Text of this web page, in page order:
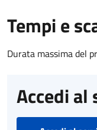
Tempi e
Durata massima del
Accedi al